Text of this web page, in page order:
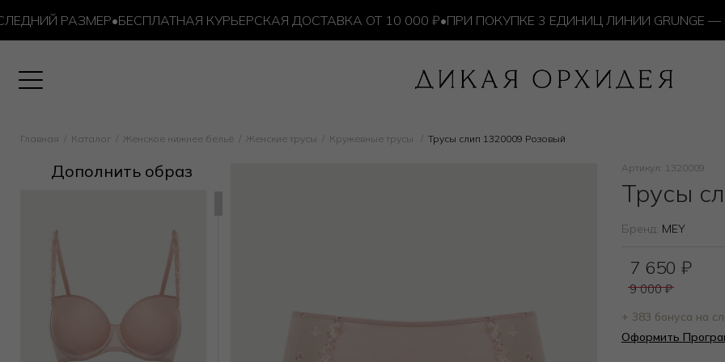
РАЗМЕР•БЕСПЛАТНАЯ КУРЬЕРСКАЯ ДОСТАВКА ОТ 10 000 ₽•ПРИ ПОКУПКЕ 3 ЕДИНИЦ ЛИНИИ GRUNGE —
Главная Каталог Женское нижнее бельё Женские трусы Кружевные трусы Трусы слип 1320009 Розовый
Дополнить образ Артикул: 1320009
Трусы
Бренд: MEY
7 650 ₽
9 000₽
+ 383 бонуса на
Оформить